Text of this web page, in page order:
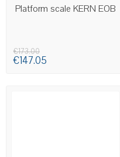
AVAILABLE
Platform scale KERN EOB
€173.00
€147.05